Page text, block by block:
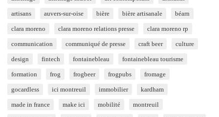
artisans auvers-sur-oise bière bière artisanale béarn
clara moreno clara moreno relations presse clara moreno rp
communication communiqué de presse craft beer culture
design fintech fontainebleau fontainebleau tourisme
formation frog frogbeer frogpubs fromage
gocardless ici montreuil immobilier kardham
made in france make ici mobilité montreuil